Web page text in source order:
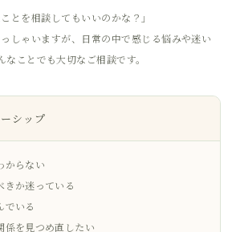
ことを相談してもいいのかな？」
しゃいますが、日常の中で感じる悩みや迷い
なことでも大切なご相談です。
シップ
からない
きか迷っている
でいる
係を見つめ直したい